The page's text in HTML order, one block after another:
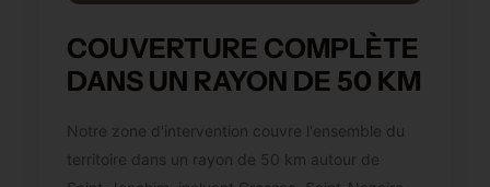
COUVERTURE COMPLÈTE
DANS UN RAYON DE 50 KM
Notre zone d'intervention couvre l'ensemble du
territoire dans un rayon de 50 km autour de